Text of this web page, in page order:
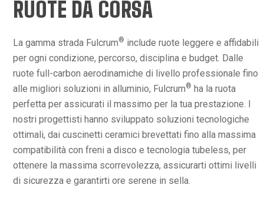
RUOTE DA CORSA
La gamma strada Fulcrum® include ruote leggere e affidabili
per ogni condizione, percorso, disciplina e budget. Dalle
ruote full-carbon aerodinamiche di livello professionale fino
alle migliori soluzioni in alluminio, Fulcrum® ha la ruota
perfetta per assicurati il massimo per la tua prestazione. I
nostri progettisti hanno sviluppato soluzioni tecnologiche
ottimali, dai cuscinetti ceramici brevettati fino alla massima
compatibilità con freni a disco e tecnologia tubeless, per
ottenere la massima scorrevolezza, assicurarti ottimi livelli
di sicurezza e garantirti ore serene in sella.